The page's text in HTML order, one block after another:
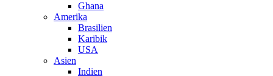
Ghana
Amerika
Brasilien
Karibik
USA
Asien
Indien